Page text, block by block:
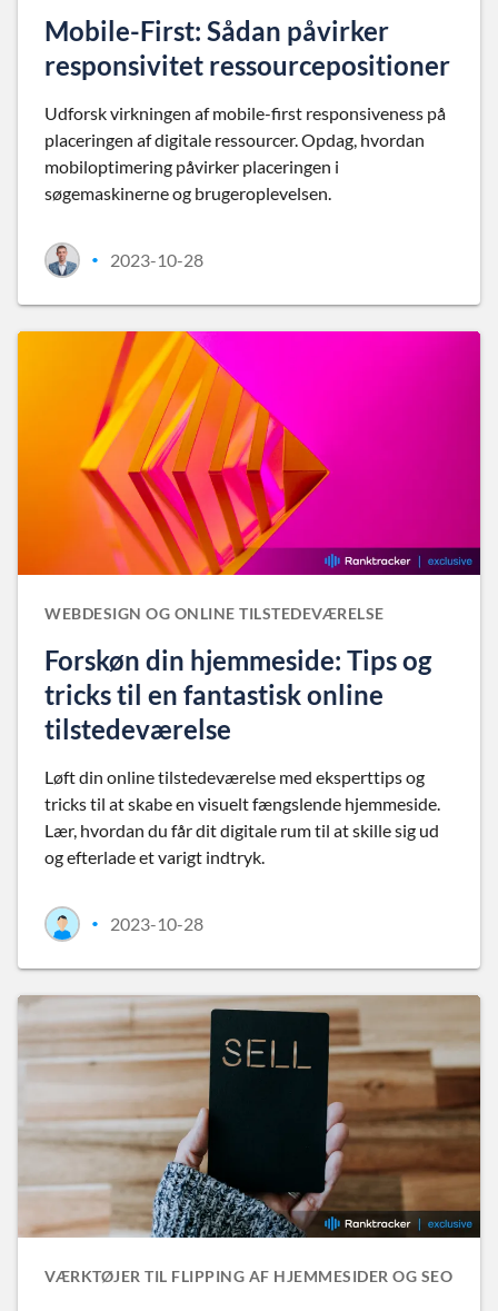
Mobile-First: Sådan påvirker
responsivitet ressourcepositioner
Udforsk virkningen af mobile-first responsiveness på
placeringen af digitale ressourcer. Opdag, hvordan
mobiloptimering påvirker placeringen i
søgemaskinerne og brugeroplevelsen.
• 2023-10-28
WEBDESIGN OG ONLINE TILSTEDEVÆRELSE
Forskøn din hjemmeside: Tips og
tricks til en fantastisk online
tilstedeværelse
Løft din online tilstedeværelse med eksperttips og
tricks til at skabe en visuelt fængslende hjemmeside.
Lær, hvordan du får dit digitale rum til at skille sig ud
og efterlade et varigt indtryk.
• 2023-10-28
VÆRKTØJER TIL FLIPPING AF HJEMMESIDER OG SEO